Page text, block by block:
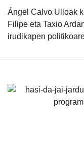
Ángel Calvo Ulloak
Filipe eta Taxio
irudikapen